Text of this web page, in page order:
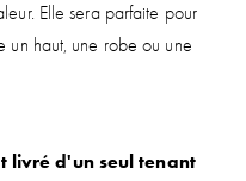
Elle sera parfaite pour
un haut, une robe ou une
livré d'un seul tenant